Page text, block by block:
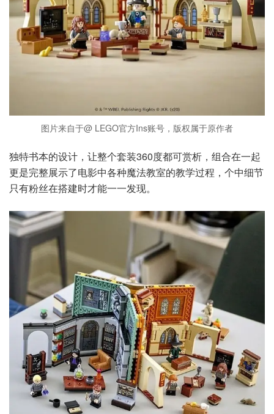
图片来自于@ LEGO官方Ins账号，版权属于原作者
独特书本的设计，让整个套装360度都可赏析，组合在一起
更是完整展示了电影中各种魔法教室的教学过程，个中细节
只有粉丝在搭建时才能一一发现。